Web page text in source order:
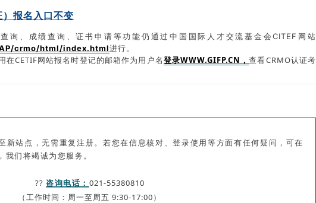
报名入口不变
询、成绩查询、证书申请等功能仍通过中国国际人才交流基金会CITEF网站
crmo/html/index.html进行。
在CETIF网站报名时登记的邮箱作为用户名登录WWW.GIFP.CN，查看CRMO认证考
新站点，无需重复注册。若您在信息核对、登录使用等方面有任何疑问，可在
们将竭诚为您服务。
?? 咨询电话： 021-55380810
（工作时间：周一至周五 9:30-17:00）